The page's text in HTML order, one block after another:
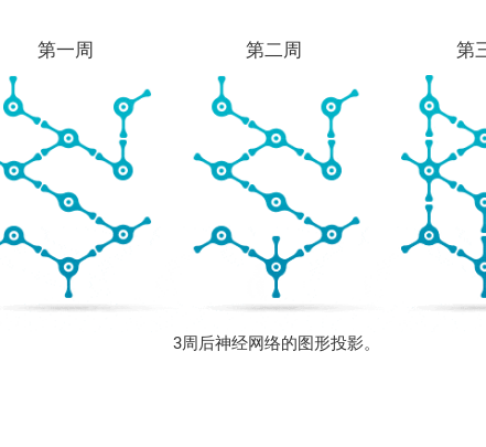
第一周 第二周 第
3周后神经网络的图形投影。